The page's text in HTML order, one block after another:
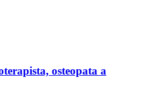
osteopata a